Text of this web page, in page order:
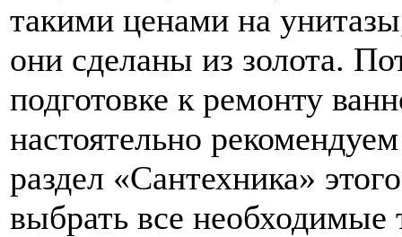
такими ценами на
они сделаны из золота.
подготовке к ремонту
настоятельно
раздел «Сантехника»
выбрать все необходимые